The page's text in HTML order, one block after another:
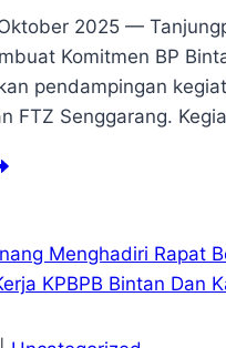
2025 —
Komitmen BP
pendampingan
FTZ Senggarang.